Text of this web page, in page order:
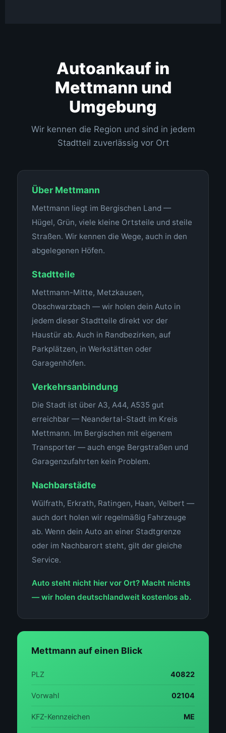
Autoankauf in
Mettmann und
Umgebung
Wir kennen die Region und sind in jedem
Stadtteil zuverlässig vor Ort
Über Mettmann
Mettmann liegt im Bergischen Land —
Hügel, Grün, viele kleine Ortsteile und steile
Straßen. Wir kennen die Wege, auch in den
abgelegenen Höfen.
Stadtteile
Mettmann-Mitte, Metzkausen,
Obschwarzbach — wir holen dein Auto in
jedem dieser Stadtteile direkt vor der
Haustür ab. Auch in Randbezirken, auf
Parkplätzen, in Werkstätten oder
Garagenhöfen.
Verkehrsanbindung
Die Stadt ist über A3, A44, A535 gut
erreichbar — Neandertal-Stadt im Kreis
Mettmann. Im Bergischen mit eigenem
Transporter — auch enge Bergstraßen und
Garagenzufahrten kein Problem.
Nachbarstädte
Wülfrath, Erkrath, Ratingen, Haan, Velbert —
auch dort holen wir regelmäßig Fahrzeuge
ab. Wenn dein Auto an einer Stadtgrenze
oder im Nachbarort steht, gilt der gleiche
Service.
Auto steht nicht hier vor Ort? Macht nichts
— wir holen deutschlandweit kostenlos ab.
Mettmann auf einen Blick
PLZ 40822
Vorwahl 02104
KFZ-Kennzeichen ME